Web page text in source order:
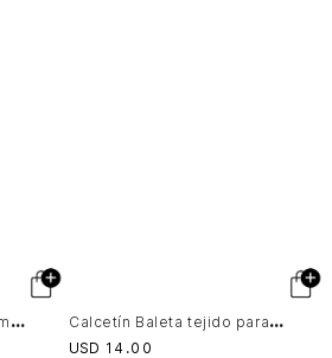
C
alcetines Kalahari para mujer tobillero bordado de abeja C
alcetín Baleta tejido para mujer Astra
USD 14 .00